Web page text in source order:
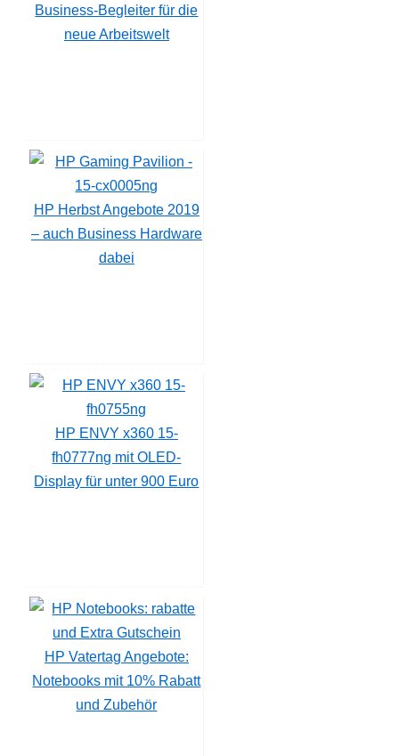
Business-Begleiter für die
neue Arbeitswelt
HP Herbst Angebote 2019
– auch Business Hardware
dabei
HP ENVY x360 15-
fh0777ng mit OLED-
Display für unter 900 Euro
HP Vatertag Angebote:
Notebooks mit 10% Rabatt
und Zubehör